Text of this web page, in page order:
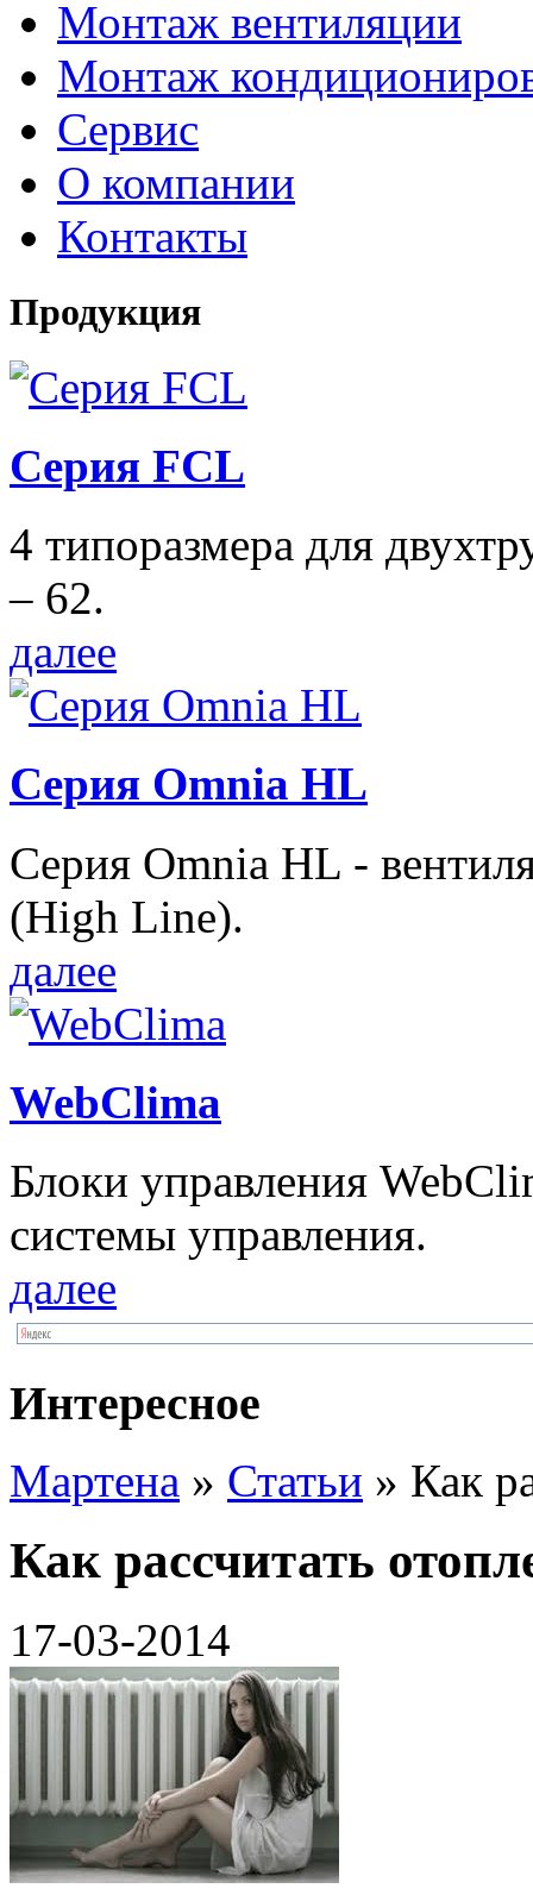
Монтаж вентиляции
Монтаж
Сервис
О компании
Контакты
Продукция
Серия FCL
4 типоразмера для
– 62.
далее
Серия Omnia HL
Серия Omnia HL -
(High Line).
далее
WebClima
Блоки упрaвлeния
системы управления.
далее
Интересное
Мартена » Статьи » Как
Как рассчитать
17-03-2014